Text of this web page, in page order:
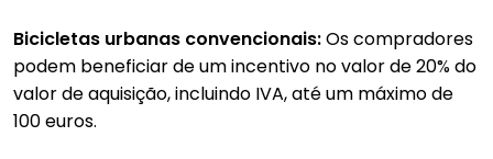
Bicicletas urbanas convencionais:Os compradores
podem beneficiar de um incentivo no valor de 20% do
valor de aquisição, incluindo IVA, até um máximo de
100 euros.